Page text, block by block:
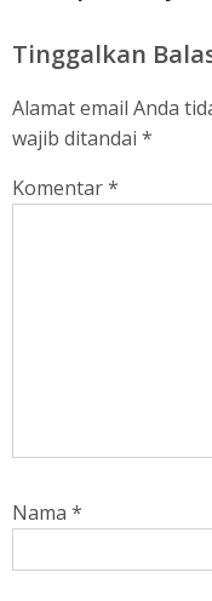
Tinggalkan
Alamat email Anda
wajib ditandai *
Komentar*
Nama *